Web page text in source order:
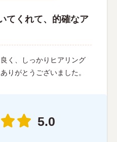
てくれて、的確なア
く、しっかりヒアリング
りがとうございました。
5.0